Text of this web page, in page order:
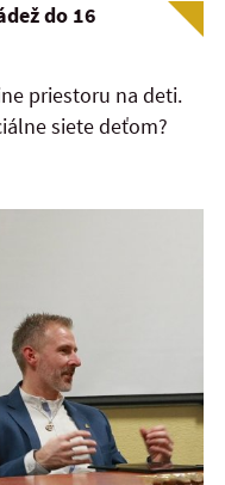
do 16
priestoru na deti.
siete deťom?